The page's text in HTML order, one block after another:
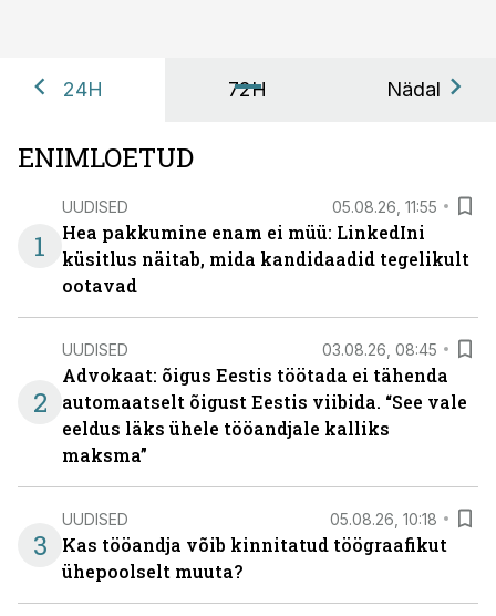
24H 72H Nädal
ENIMLOETUD
1
UUDISED 05.08.26, 11:55
Hea pakkumine enam ei müü: LinkedIni
küsitlus näitab, mida kandidaadid tegelikult
ootavad
2
UUDISED 03.08.26, 08:45
Advokaat: õigus Eestis töötada ei tähenda
automaatselt õigust Eestis viibida. “See vale
eeldus läks ühele tööandjale kalliks
maksma”
3
UUDISED 05.08.26, 10:18
Kas tööandja võib kinnitatud töögraafikut
ühepoolselt muuta?